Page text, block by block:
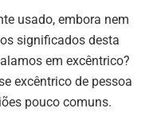
usado, embora nem
significados desta
em excêntrico?
excêntrico de pessoa
pouco comuns.